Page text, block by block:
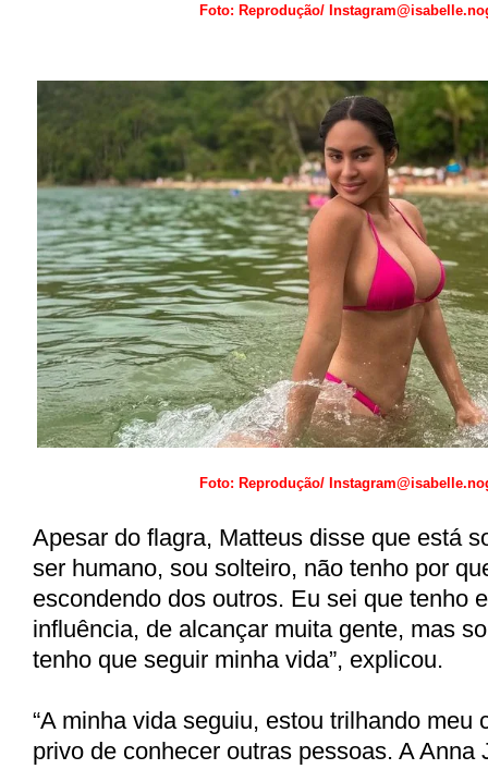
Foto: Reprodução/
Foto: Reprodução/
Apesar do flagra, Matteus disse que está
ser humano, sou solteiro, não tenho por
escondendo dos outros. Eu sei que tenho
influência, de alcançar muita gente, mas
tenho que seguir minha vida”, explicou.
“A minha vida seguiu, estou trilhando meu
privo de conhecer outras pessoas. A Anna